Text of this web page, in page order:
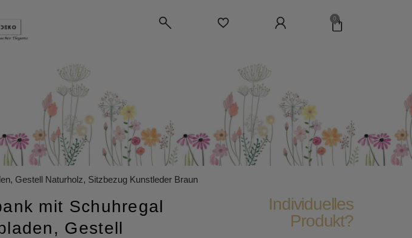
0
Gestell Naturholz, Sitzbezug Kunstleder Braun
mit Schuhregal
Gestell
Individuelles
Produkt?